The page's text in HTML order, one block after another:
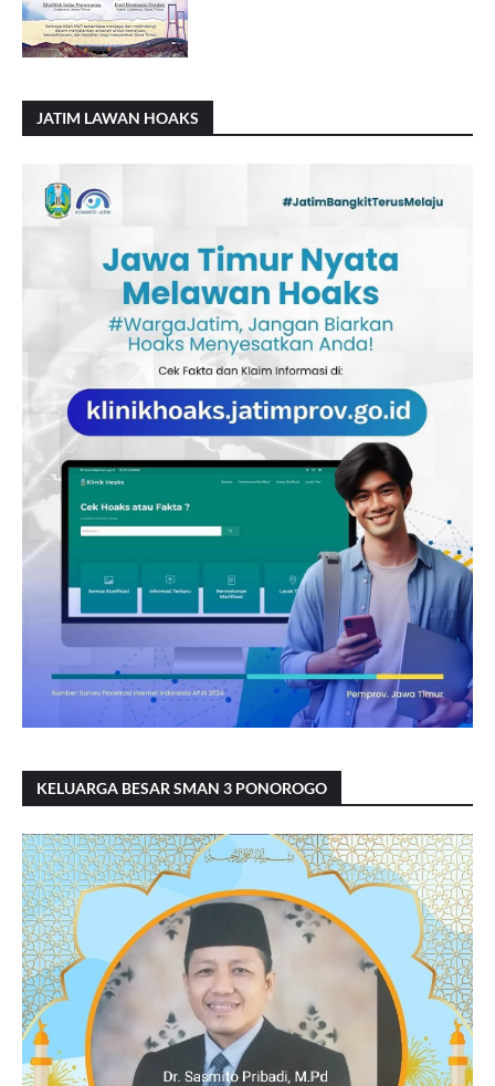
JATIM LAWAN HOAKS
KELUARGA BESAR SMAN 3 PONOROGO